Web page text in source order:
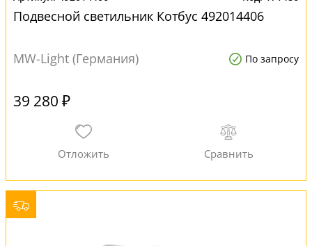
Подвесной светильник Котбус 492014406
MW-Light (Германия) По запросу
39 280 ₽